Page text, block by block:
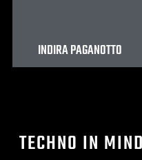
INDIRA PAGANOTTO
TECHNO IN MIND